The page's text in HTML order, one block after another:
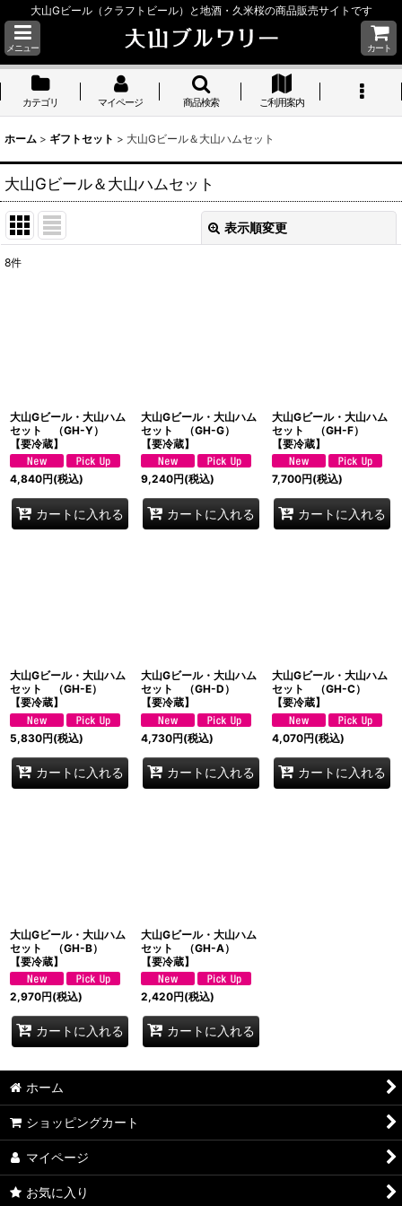
大山Gビール（クラフトビール）と地酒・久米桜の商品販売サイトです
メニュー カート
カテゴリ マイページ 商品検索 ご利用案内
ホーム > ギフトセット > 大山Gビール＆大山ハムセット
大山Gビール＆大山ハムセット
表示順変更
8件
大山Gビール・大山ハム
セット （GH-Y）
【要冷蔵】
4,840円(税込)
カートに入れる
大山Gビール・大山ハム
セット （GH-G）
【要冷蔵】
9,240円(税込)
カートに入れる
大山Gビール・大山ハム
セット （GH-F）
【要冷蔵】
7,700円(税込)
カートに入れる
大山Gビール・大山ハム
セット （GH-E）
【要冷蔵】
5,830円(税込)
カートに入れる
大山Gビール・大山ハム
セット （GH-D）
【要冷蔵】
4,730円(税込)
カートに入れる
大山Gビール・大山ハム
セット （GH-C）
【要冷蔵】
4,070円(税込)
カートに入れる
大山Gビール・大山ハム
セット （GH-B）
【要冷蔵】
2,970円(税込)
カートに入れる
大山Gビール・大山ハム
セット （GH-A）
【要冷蔵】
2,420円(税込)
カートに入れる
ホーム
ショッピングカート
マイページ
お気に入り